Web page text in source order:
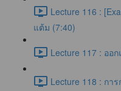
Lecture 116 :
แต้ม (7:40)
Lecture 117 : ออ
Lecture 118 : กา